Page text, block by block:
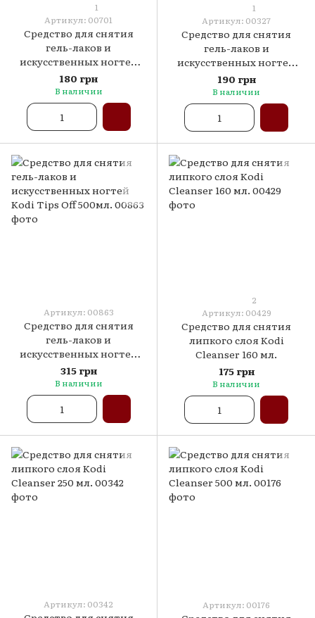
1
Артикул: 00701
Средство для снятия
гель-лаков и
искусственных ногтей
Kodi Tips Off 160 мл.
180 грн
В наличии
1
Артикул: 00327
Средство для снятия
гель-лаков и
искусственных ногтей
Kodi Tips Off 250мл.
190 грн
В наличии
Артикул: 00863
Средство для снятия
гель-лаков и
искусственных ногтей
Kodi Tips Off 500мл.
315 грн
В наличии
2
Артикул: 00429
Средство для снятия
липкого слоя Kodi
Cleanser 160 мл.
175 грн
В наличии
Артикул: 00342 Артикул: 00176